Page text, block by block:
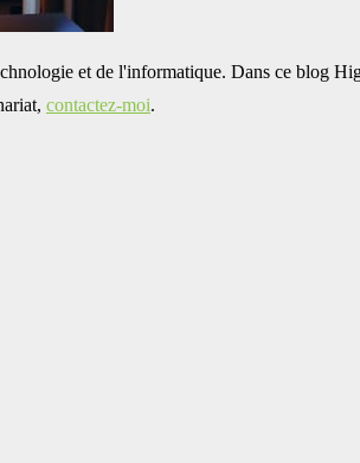
et de l'informatique. Dans ce blog
contactez-moi.